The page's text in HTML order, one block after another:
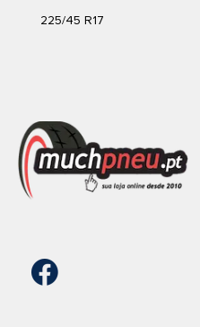
225/45 R17